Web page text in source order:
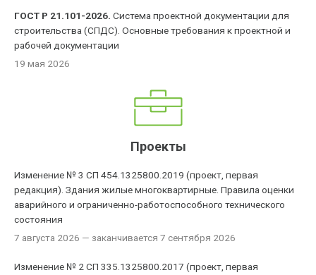
ГОСТ Р 21.101-2026. Система проектной документации для
строительства (СПДС). Основные требования к проектной и
рабочей документации
19 мая 2026
Проекты
Изменение № 3 СП 454.1325800.2019 (проект, первая
редакция). Здания жилые многоквартирные. Правила оценки
аварийного и ограниченно-работоспособного технического
состояния
7 августа 2026 — заканчивается 7 сентября 2026
Изменение № 2 СП 335.1325800.2017 (проект, первая